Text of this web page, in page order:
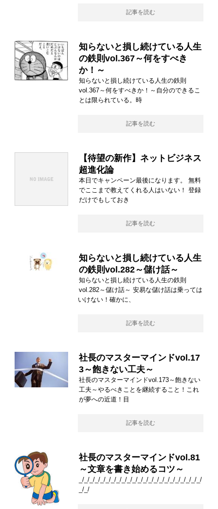
記事を読む
知らないと損し続けている人生
の鉄則vol.367～何をすべき
か！～
知らないと損し続けている人生の鉄則
vol.367～何をすべきか！～自分のできるこ
とは限られている。時
記事を読む
【待望の新作】ネットビジネス
超進化論
本日でキャンペーン最後になります。 無料
でここまで教えてくれる人はいない！ 登録
だけでもしておき
記事を読む
知らないと損し続けている人生
の鉄則vol.282～儲け話～
知らないと損し続けている人生の鉄則
vol.282～儲け話～ 安易な儲け話は乗っては
いけない！確かに、
記事を読む
社長のマスターマインドvol.17
3～飽きない工夫～
社長のマスターマインドvol.173～飽きない
工夫～やるべきことを継続すること！これ
が夢への近道！目
記事を読む
社長のマスターマインドvol.81
～文章を書き始めるコツ～
_/_/_/_/_/_/_/_/_/_/_/_/_/_/_/_/_/_/_/_/_/_/_/
_/_/